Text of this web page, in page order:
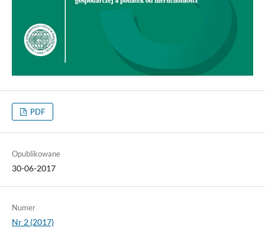
PDF
Opublikowane
30-06-2017
Numer
Nr 2 (2017)